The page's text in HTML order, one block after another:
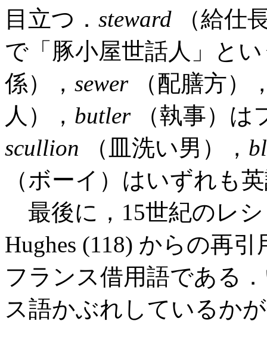
目立つ． steward （給仕
で「豚小屋世話人」と
係）， sewer（配膳方）
人）， butler（執事）は
scullion （皿洗い男），
（ボーイ）はいずれも
最後に，15世紀のレ
Hughes (118) からの再
フランス借用語である
ス語かぶれしているか